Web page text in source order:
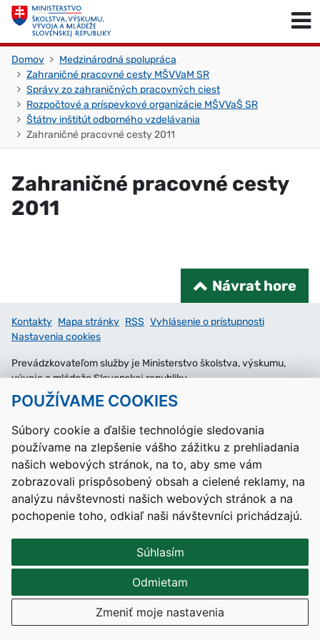
POUŽÍVAME COOKIES
Súbory cookie a ďalšie technológie sledovania
používame na zlepšenie vášho zážitku z prehliadania
našich webových stránok, na to, aby sme vám
zobrazovali prispôsobený obsah a cielené reklamy, na
analýzu návštevnosti našich webových stránok a na
pochopenie toho, odkiaľ naši návštevníci prichádzajú.
Súhlasím
Odmietam
Zmeniť moje nastavenia
Skočiť na obsah
Domov
Medzinárodná spolupráca
Zahraničné pracovné cesty MŠVVaM SR
Správy zo zahraničných pracovných ciest
Rozpočtové a príspevkové organizácie MŠVVaŠ SR
Štátny inštitút odborného vzdelávania
Zahraničné pracovné cesty 2011
Zahraničné pracovné cesty
2011
Skočiť na začiatok stránky
Návrat hore
Kontakty Mapa stránky RSS Vyhlásenie o prístupnosti
Nastavenia cookies
Prevádzkovateľom služby je Ministerstvo školstva, výskumu,
vývoja a mládeže Slovenskej republiky.
Tvorba stránok: Aglo Solutions